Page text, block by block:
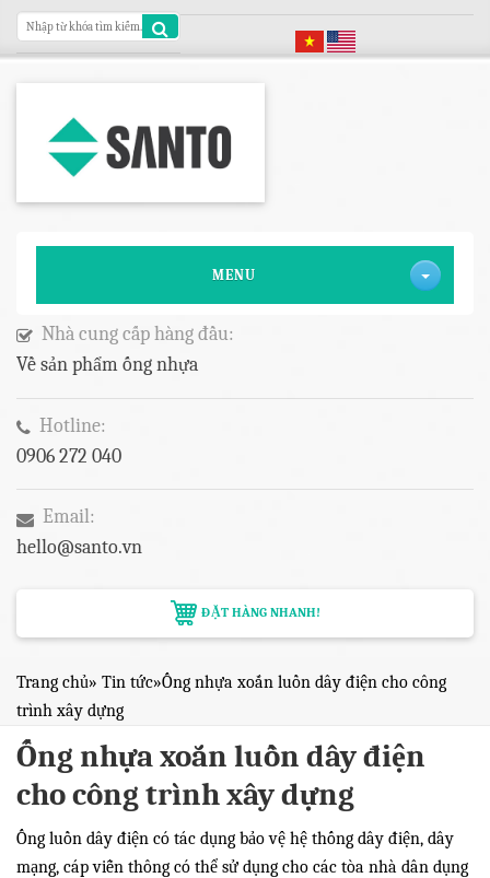
MENU
ĐẶT HÀNG NHANH!
Nhà cung cấp hàng đầu:
Về sản phẩm ống nhựa
Hotline:
0906 272 040
Email:
hello@santo.vn
Trang chủ» Tin tức»Ống nhựa xoắn luồn dây điện cho công
trình xây dựng
Ống nhựa xoắn luồn dây điện
cho công trình xây dựng
Ống luồn dây điện có tác dụng bảo vệ hệ thống dây điện, dây
mạng, cáp viễn thông có thể sử dụng cho các tòa nhà dân dụng